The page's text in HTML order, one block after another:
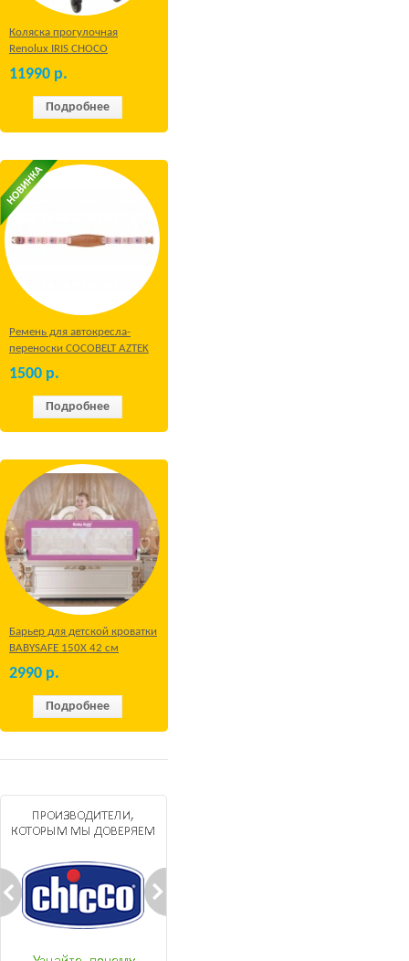
Коляска прогулочная
Renolux IRIS CHOCO
11990 р.
Подробнее
Ремень для автокресла-
переноски COCOBELT AZTEK
1500 р.
Подробнее
Барьер для детской кроватки
BABYSAFE 150Х 42 см
Бежевый
2990 р.
Подробнее